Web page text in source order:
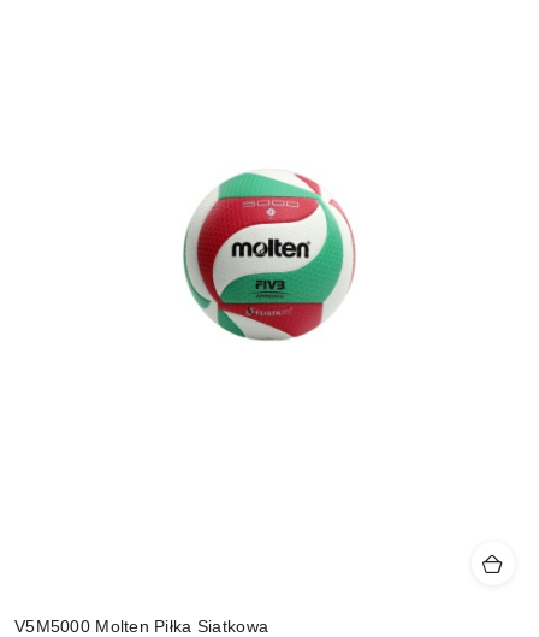
V5M5000 Molten Piłka Siatkowa